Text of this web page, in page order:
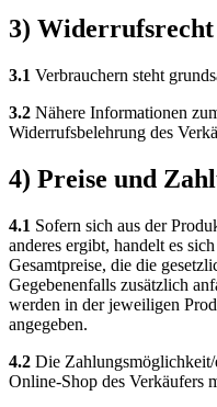
3) Widerrufsrecht
3.1 Verbrauchern steht
3.2 Nähere Informationen
Widerrufsbelehrung des
4) Preise und
4.1 Sofern sich aus der
anderes ergibt, handelt es
Gesamtpreise, die die
Gegebenenfalls zusätzlich
werden in der jeweiligen
angegeben.
4.2 Die
Online-Shop des Verkäufers